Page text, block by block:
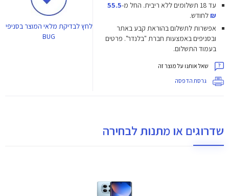
עד 18 תשלומים ללא ריבית.
החל מ-55.5
₪לחודש.
אפשרות לתשלום בהוראת קבע באתר
ובסניפים באמצעות חברת "בלנדר". פרטים
בעמוד התשלום.
שאל אותנו על מוצר זה
גרסת הדפסה
לחץלבדיקת מלאי המוצר בסניפי
BUG
שדרוגים או מתנות לבחירה